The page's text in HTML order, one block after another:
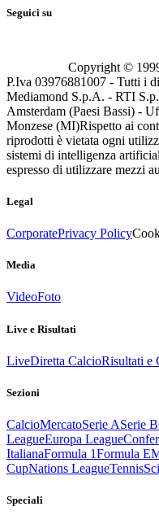
Seguici su
Copyright ©
P.Iva 03976881007 - Tutti i
Mediamond S.p.A. - RTI
Amsterdam (Paesi Bassi) -
Monzese (MI)Rispetto ai
riprodotti è vietata ogni
sistemi di intelligenza
espresso di utilizzare mezzi
Legal
CorporatePrivacy Policy
Media
VideoFoto
Live e Risultati
LiveDiretta CalcioRisultati e
Sezioni
CalcioMercatoSerie ASerie B
LeagueEuropa League
ItalianaFormula 1Formula E
CupNations LeagueTennisSci
Speciali